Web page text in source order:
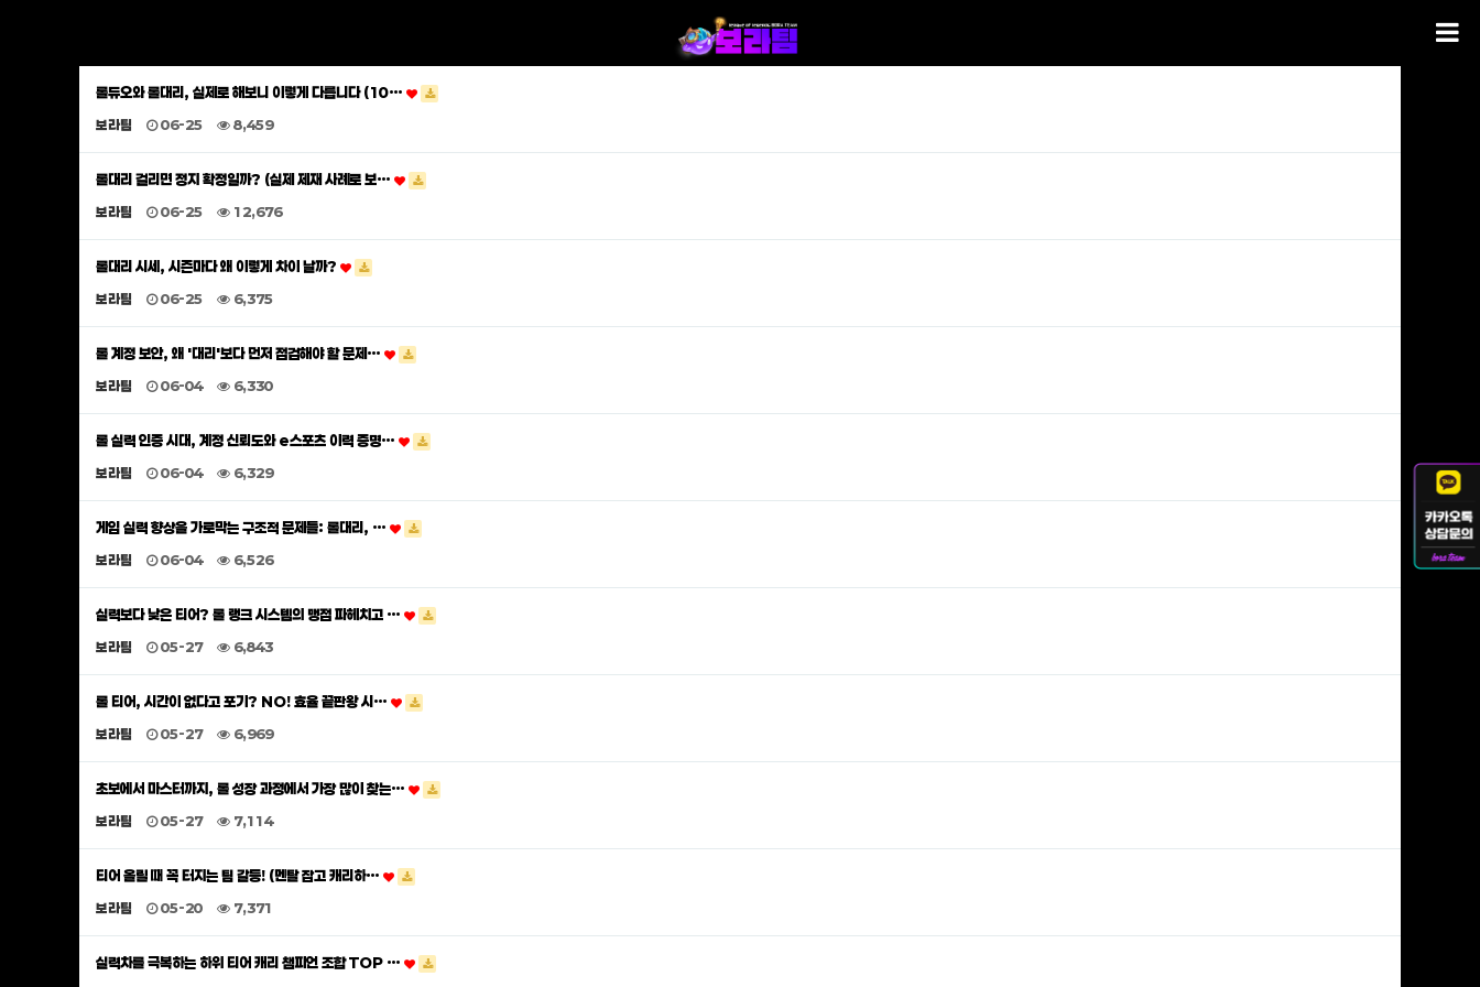
롤듀오와 롤대리, 실제로 해보니 이렇게 다릅니다 (10…
보라팀 06-25 8,459
롤대리 걸리면 정지 확정일까? (실제 제재 사례로 보…
보라팀 06-25 12,676
롤대리 시세, 시즌마다 왜 이렇게 차이 날까?
보라팀 06-25 6,375
롤 계정 보안, 왜 '대리'보다 먼저 점검해야 할 문제…
보라팀 06-04 6,330
롤 실력 인증 시대, 계정 신뢰도와 e스포츠 이력 증명…
보라팀 06-04 6,329
게임 실력 향상을 가로막는 구조적 문제들: 롤대리, …
보라팀 06-04 6,526
실력보다 낮은 티어? 롤 랭크 시스템의 맹점 파헤치고 …
보라팀 05-27 6,843
롤 티어, 시간이 없다고 포기? NO! 효율 끝판왕 시…
보라팀 05-27 6,969
초보에서 마스터까지, 롤 성장 과정에서 가장 많이 찾는…
보라팀 05-27 7,114
티어 올릴 때 꼭 터지는 팀 갈등! (멘탈 잡고 캐리하…
보라팀 05-20 7,371
실력차를 극복하는 하위 티어 캐리 챔피언 조합 TOP …